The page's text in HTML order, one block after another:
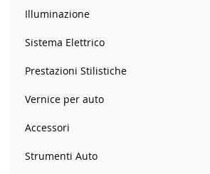
Illuminazione
Sistema Elettrico
Prestazioni Stilistiche
Vernice per auto
Accessori
Strumenti Auto